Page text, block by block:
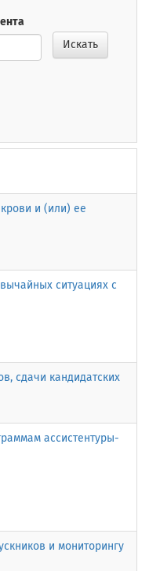
Искать
и (или) ее
ситуациях с
сдачи кандидатских
ассистентуры-
и мониторингу